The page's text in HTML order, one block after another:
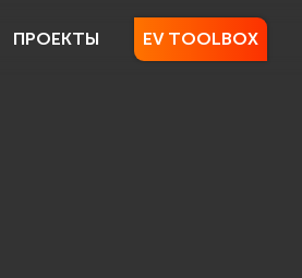
ПРОЕКТЫ EV TOOLBOX